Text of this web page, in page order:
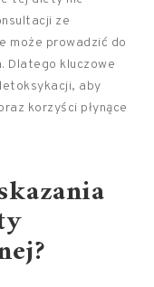
ze
może prowadzić do
. Dlatego kluczowe
aby
korzyści płynące